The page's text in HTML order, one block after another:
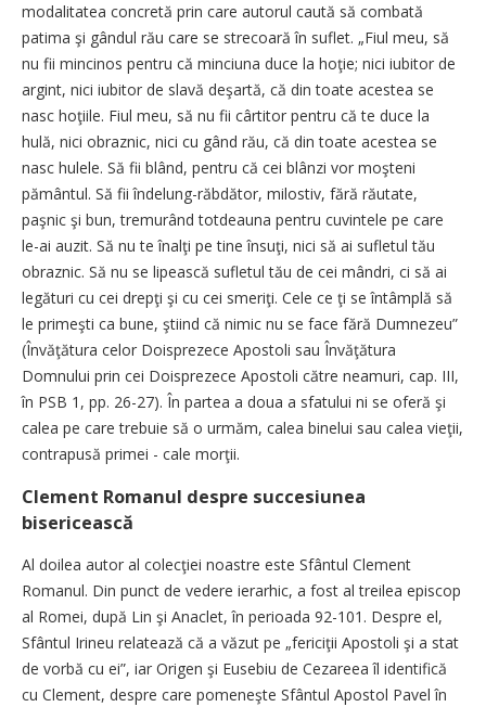
modalitatea concretă prin care autorul caută să combată
patima şi gândul rău care se strecoară în suflet. „Fiul meu, să
nu fii mincinos pentru că minciuna duce la hoţie; nici iubitor de
argint, nici iubitor de slavă deşartă, că din toate acestea se
nasc hoţiile. Fiul meu, să nu fii cârtitor pentru că te duce la
hulă, nici obraznic, nici cu gând rău, că din toate acestea se
nasc hulele. Să fii blând, pentru că cei blânzi vor moşteni
pământul. Să fii îndelung-răbdător, milostiv, fără răutate,
paşnic şi bun, tremurând totdeauna pentru cuvintele pe care
le-ai auzit. Să nu te înalţi pe tine însuţi, nici să ai sufletul tău
obraznic. Să nu se lipească sufletul tău de cei mândri, ci să ai
legături cu cei drepţi şi cu cei smeriţi. Cele ce ţi se întâmplă să
le primeşti ca bune, ştiind că nimic nu se face fără Dumnezeu”
(Învăţătura celor Doisprezece Apostoli sau Învăţătura
Domnului prin cei Doisprezece Apostoli către neamuri, cap. III,
în PSB 1, pp. 26-27). În partea a doua a sfatului ni se oferă şi
calea pe care trebuie să o urmăm, calea binelui sau calea vieţii,
contrapusă primei - cale morţii.
Clement Romanul despre succesiunea
bisericească
Al doilea autor al colecţiei noastre este Sfântul Clement
Romanul. Din punct de vedere ierarhic, a fost al treilea episcop
al Romei, după Lin şi Anaclet, în perioada 92-101. Despre el,
Sfântul Irineu relatează că a văzut pe „fericiţii Apostoli şi a stat
de vorbă cu ei”, iar Origen şi Eusebiu de Cezareea îl identifică
cu Clement, despre care pomeneşte Sfântul Apostol Pavel în